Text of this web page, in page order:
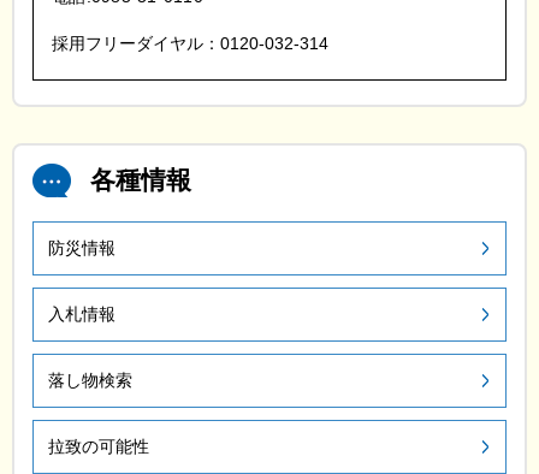
採用フリーダイヤル：0120-032-314
各種情報
防災情報
入札情報
落し物検索
拉致の可能性